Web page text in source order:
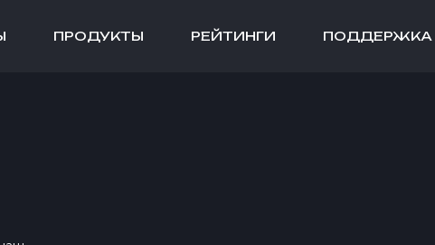
ПРОДУКТЫ РЕЙТИНГИ ПОДДЕРЖКА